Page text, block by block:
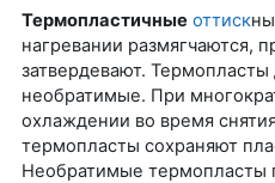
Термопластичные оттиск
нагревании размягчаются,
затвердевают.
необратимые. При
охлаждении во время
термопласты сохраняют
Необратимые термопласты